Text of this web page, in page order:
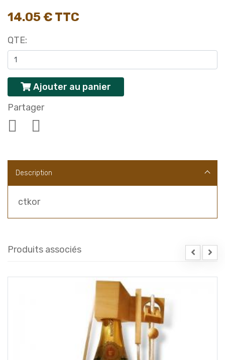
14.05 € TTC
QTE:
Ajouter au panier
Partager
Description
ctkor
Produits associés